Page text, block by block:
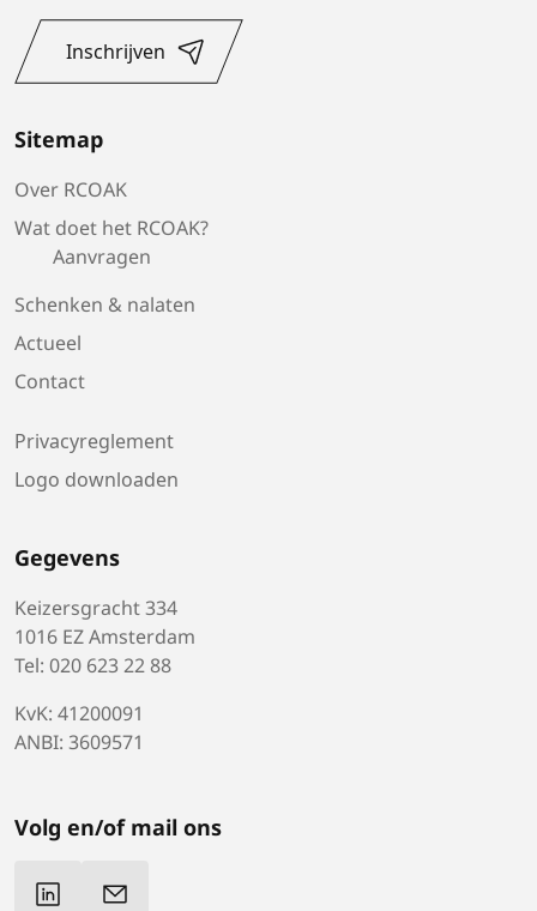
Inschrijven
Sitemap
Over RCOAK
Wat doet het RCOAK?
Aanvragen
Schenken & nalaten
Actueel
Contact
Privacyreglement
Logo downloaden
Gegevens
Keizersgracht 334
1016 EZ Amsterdam
Tel: 020 623 22 88
KvK: 41200091
ANBI: 3609571
Volg en/of mail ons